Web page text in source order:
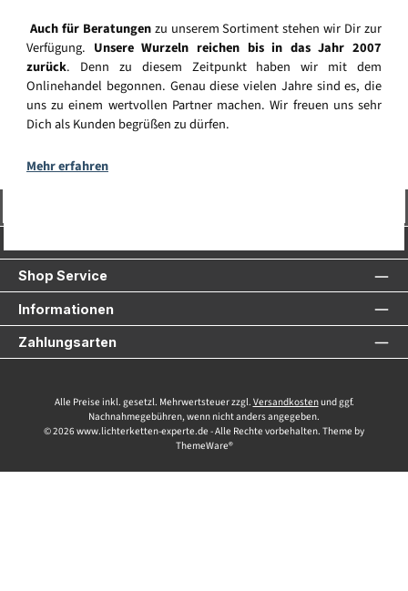
Auch für Beratungenzu unserem Sortiment stehen wir Dir zur
Verfügung. Unsere Wurzeln reichen bis in das Jahr 2007
zurück. Denn zu diesem Zeitpunkt haben wir mit dem
Onlinehandel begonnen. Genau diese vielen Jahre sind es, die
uns zu einem wertvollen Partner machen. Wir freuen uns sehr
Dich als Kunden begrüßen zu dürfen.
Mehr erfahren
Shop Service
Informationen
Zahlungsarten
Alle Preise inkl. gesetzl. Mehrwertsteuer zzgl. Versandkostenund ggf.
Nachnahmegebühren, wenn nicht anders angegeben.
© 2026 www.lichterketten-experte.de - Alle Rechte vorbehalten. Theme by
ThemeWare®